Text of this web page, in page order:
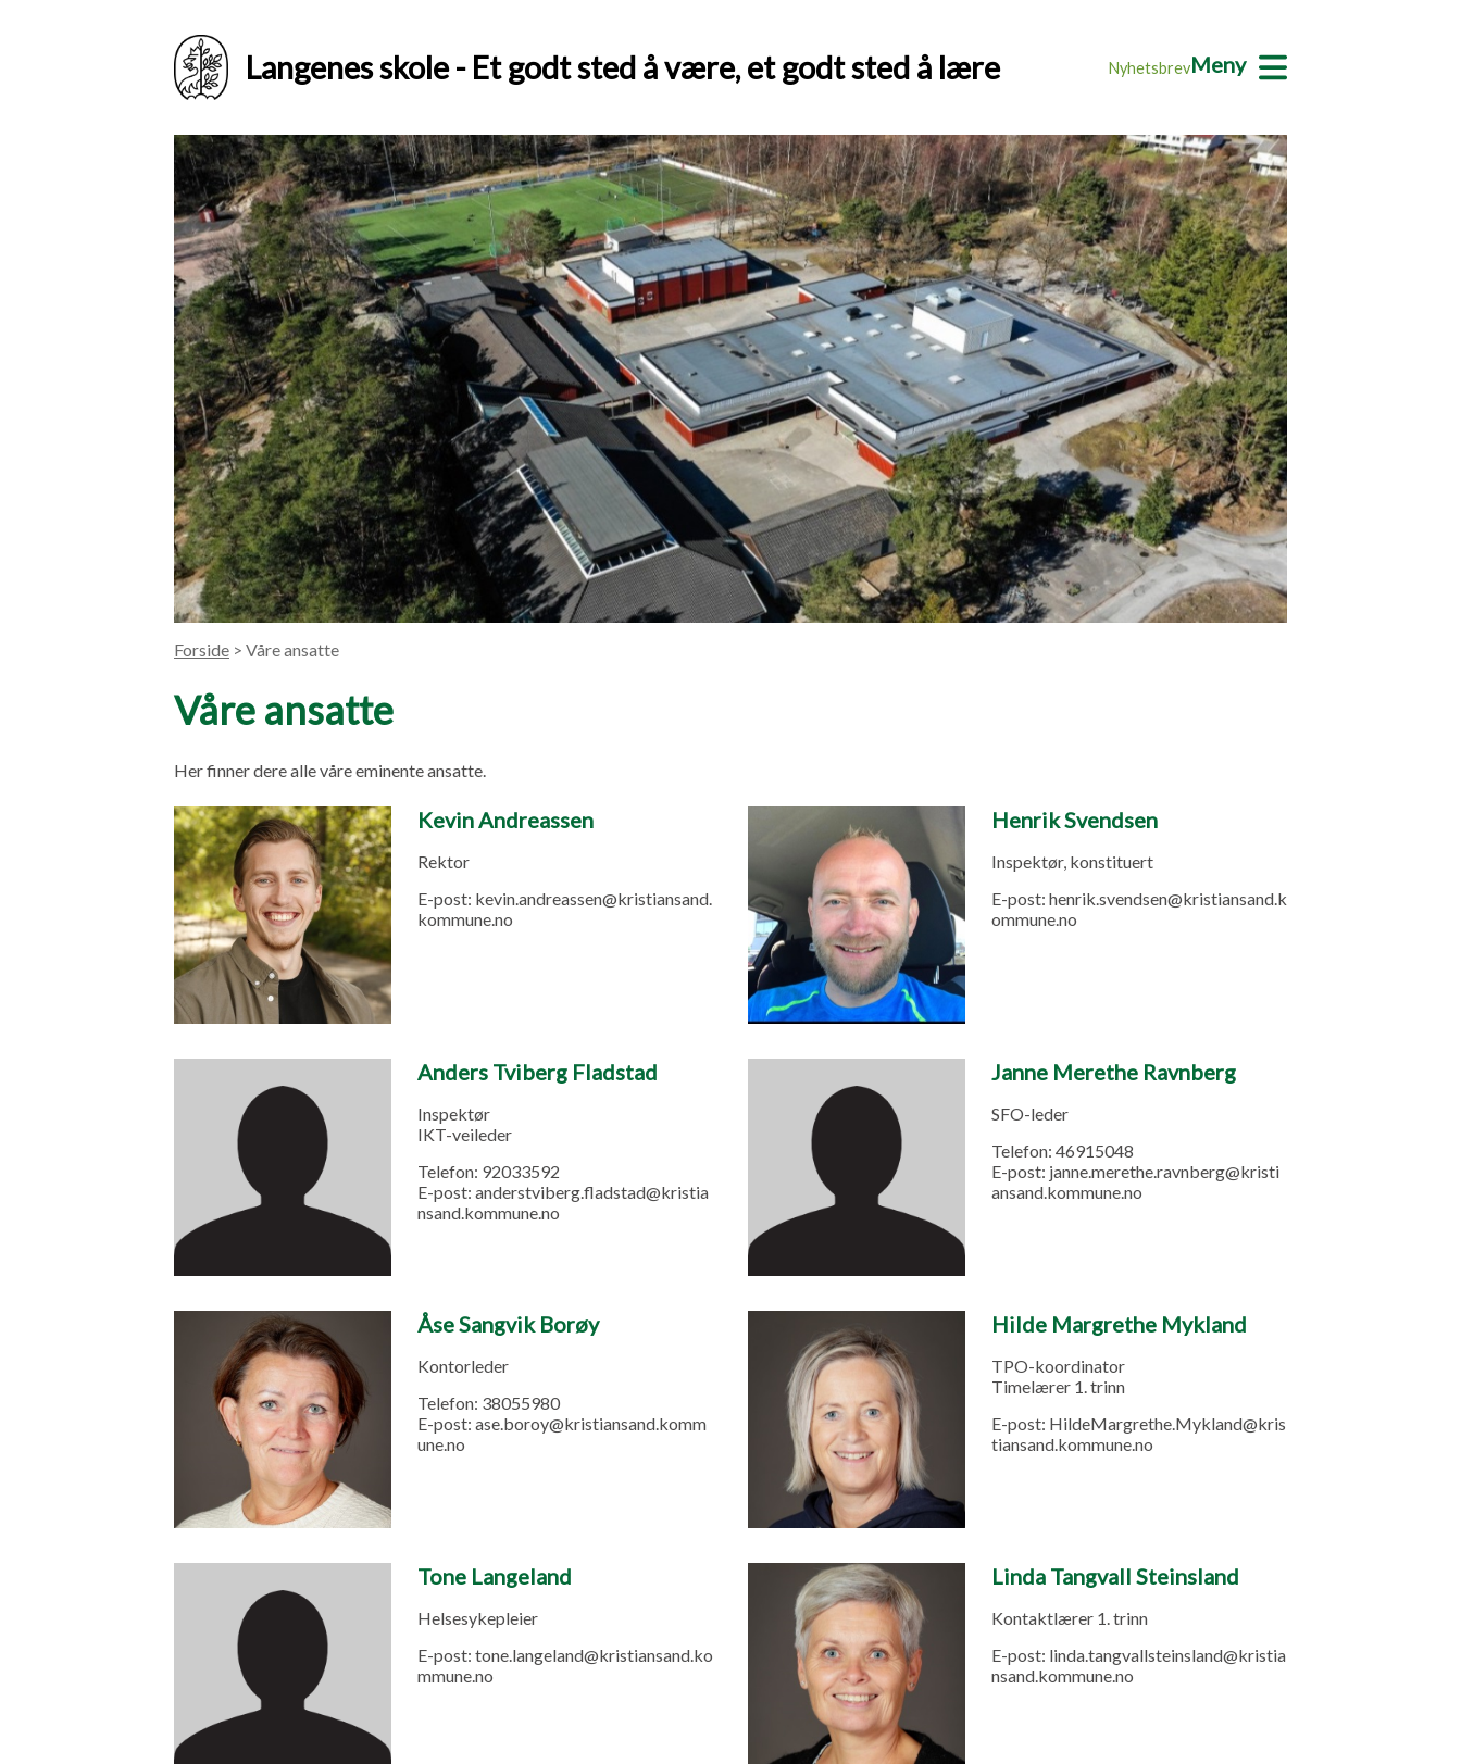
Langenes skole - Et godt sted å være, et godt sted å lære NyhetsbrevMeny
Forside > Våre ansatte
Våre ansatte
Her finner dere alle våre eminente ansatte.
Kevin Andreassen
Rektor
E-post: kevin.andreassen@kristiansand.
kommune.no
Henrik Svendsen
Inspektør, konstituert
E-post: henrik.svendsen@kristiansand.k
ommune.no
Anders Tviberg Fladstad
Inspektør
IKT-veileder
Telefon: 92033592
E-post: anderstviberg.fladstad@kristia
nsand.kommune.no
Janne Merethe Ravnberg
SFO-leder
Telefon: 46915048
E-post: janne.merethe.ravnberg@kristi
ansand.kommune.no
Åse Sangvik Borøy
Kontorleder
Telefon: 38055980
E-post: ase.boroy@kristiansand.komm
une.no
Hilde Margrethe Mykland
TPO-koordinator
Timelærer 1. trinn
E-post: HildeMargrethe.Mykland@kris
tiansand.kommune.no
Tone Langeland
Helsesykepleier
E-post: tone.langeland@kristiansand.ko
mmune.no
Linda Tangvall Steinsland
Kontaktlærer 1. trinn
E-post: linda.tangvallsteinsland@kristia
nsand.kommune.no